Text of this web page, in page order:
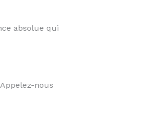
absolue qui
nous